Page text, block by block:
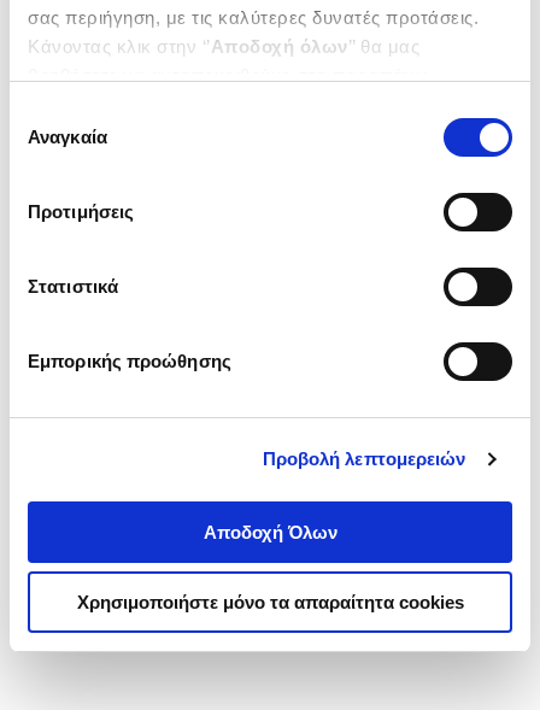
σας περιήγηση, με τις καλύτερες δυνατές προτάσεις.
Κάνοντας κλικ στην ‘’Αποδοχή όλων’’ θα μας
ενδιαφέρουν και να επιλέξετε από τα παρακάτω με την
΄΄και να ενημερωθείτε σχετικά με
συγκατάθεσης
Αναγκαία
Προτιμήσεις
Στατιστικά
Εμπορικής προώθησης
Προβολή λεπτομερειών
Αποδοχή Όλων
Χρησιμοποιήστε μόνο τα απαραίτητα cookies